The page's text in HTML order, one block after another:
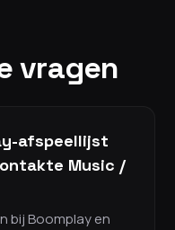
vragen
afspeellijst
Music /
bij Boomplay en